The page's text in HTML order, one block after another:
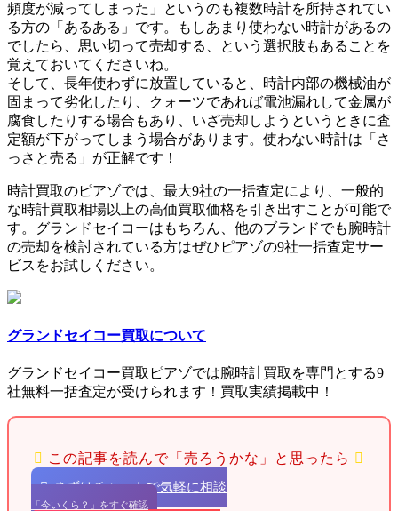
頻度が減ってしまった」というのも複数時計を所持されてい
る方の「あるある」です。もしあまり使わない時計があるの
でしたら、思い切って売却する、という選択肢もあることを
覚えておいてくださいね。
そして、長年使わずに放置していると、時計内部の機械油が
固まって劣化したり、クォーツであれば電池漏れして金属が
腐食したりする場合もあり、いざ売却しようというときに査
定額が下がってしまう場合があります。使わない時計は「さ
っさと売る」が正解です！
時計買取のピアゾでは、最大9社の一括査定により、一般的
な時計買取相場以上の高価買取価格を引き出すことが可能で
す。グランドセイコーはもちろん、他のブランドでも腕時計
の売却を検討されている方はぜひピアゾの9社一括査定サー
ビスをお試しください。
グランドセイコー買取について
グランドセイコー買取ピアゾでは腕時計買取を専門とする9
社無料一括査定が受けられます！買取実績掲載中！
この記事を読んで「売ろうかな」と思ったら
まずはチャットで気軽に相談
「今いくら？」をすぐ確認